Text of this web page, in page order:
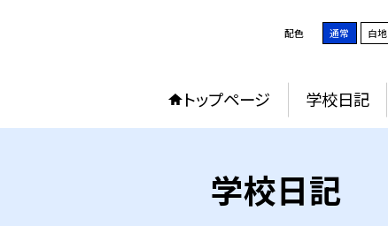
配色 通常 白地
トップページ 学校日記
学校日記